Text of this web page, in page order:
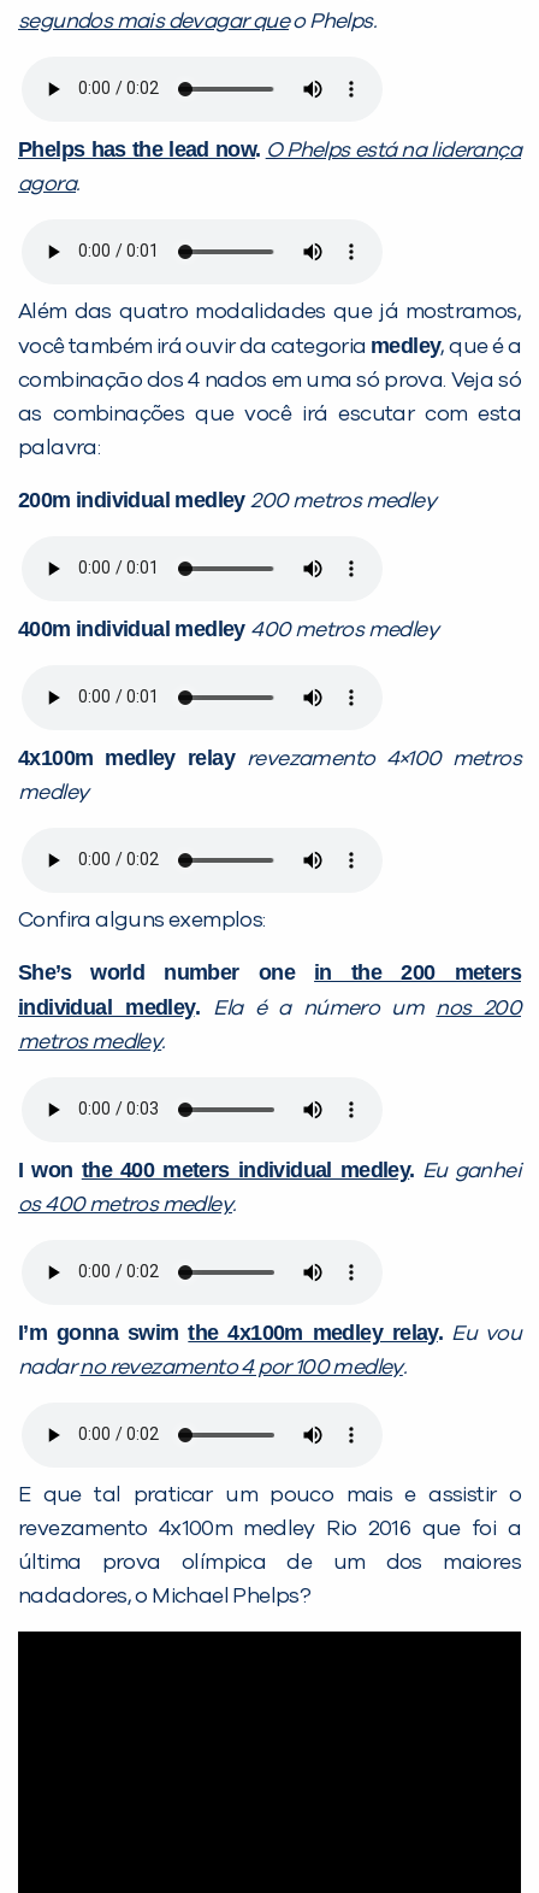
segundos mais devagar queo Phelps.
Phelps has the lead now. O Phelps está na liderança
agora.
Além das quatro modalidades que já mostramos,
você também irá ouvir da categoria medley, que é a
combinação dos 4 nados em uma só prova. Veja só
as combinações que você irá escutar com esta
palavra:
200m individual medley 200 metros medley
400m individual medley 400 metros medley
4x100m medley relay revezamento 4×100 metros
medley
Confira alguns exemplos:
She’s world number one in the 200 meters
individual medley. Ela é a número um nos 200
metros medley.
I won the 400 meters individual medley. Eu ganhei
os 400 metros medley.
I’m gonna swimthe 4x100m medley relay. Eu vou
nadarno revezamento 4 por 100 medley.
E que tal praticar um pouco mais e assistir o
revezamento 4x100m medley Rio 2016 que foi a
última prova olímpica de um dos maiores
nadadores, o Michael Phelps?